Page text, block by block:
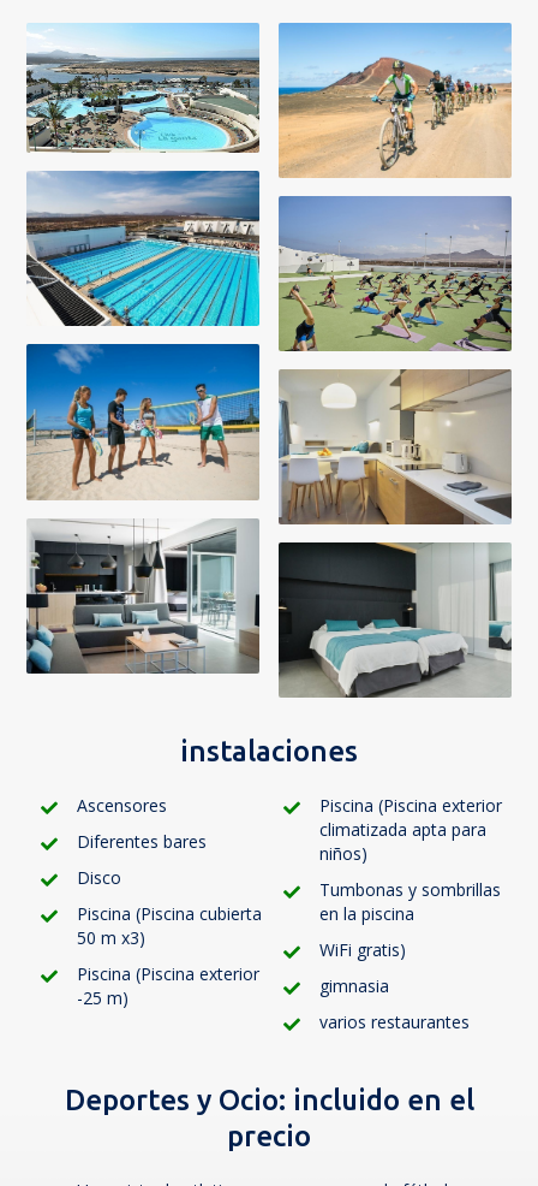
instalaciones
Ascensores
Diferentes bares
Disco
Piscina (Piscina cubierta
50 m x3)
Piscina (Piscina exterior
-25 m)
Piscina (Piscina exterior
climatizada apta para
niños)
Tumbonas y sombrillas
en la piscina
WiFi gratis)
gimnasia
varios restaurantes
Deportes y Ocio: incluido en el
precio